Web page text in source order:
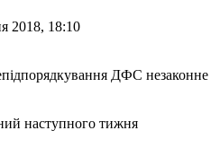
2018, 18:10
наступного тижня